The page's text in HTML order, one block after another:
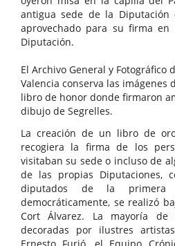
antigua sede de la
aprovechado para su firma
Diputación.
El Archivo General y Fotográfico
Valencia conserva las imágenes
libro de honor donde firmaron
dibujo de Segrelles.
La creación de un libro de
recogiera la firma de los
visitaban su sede o incluso de
de las propias Diputaciones,
diputados de la primera
democráticamente, se realizó
Cort Álvarez. La mayoría
decoradas por ilustres